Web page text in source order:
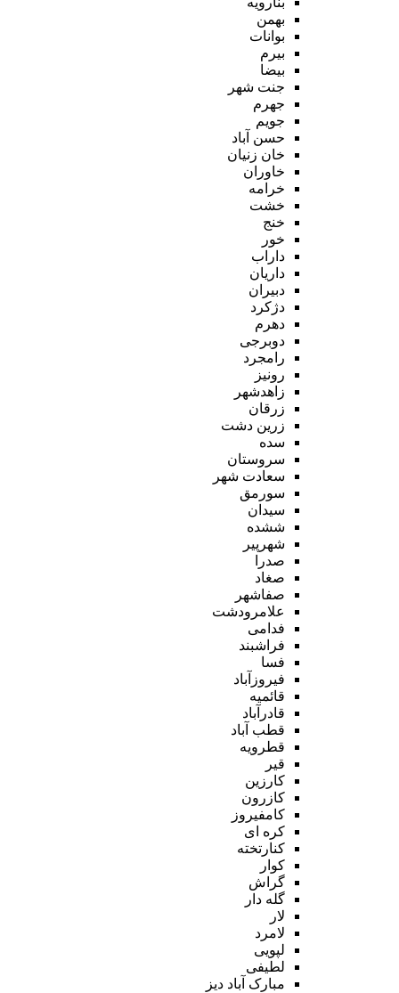
بهمن
بوانات
بیرم
بیضا
جنت شهر
جهرم
جویم
حسن آباد
خان زنیان
خاوران
خرامه
خشت
خنج
خور
داراب
داریان
دبیران
دژکرد
دهرم
دوبرجی
رامجرد
رونیز
زاهدشهر
زرقان
زرین دشت
سده
سروستان
سعادت شهر
سورمق
سیدان
ششده
شهرپیر
صدرا
صغاد
صفاشهر
علامرودشت
فدامی
فراشبند
فسا
فیروزآباد
قائمیه
قادرآباد
قطب آباد
قطرویه
قیر
کارزین
کازرون
کامفیروز
کره ای
کنارتخته
کوار
گراش
گله دار
لار
لامرد
لپویی
لطیفی
مبارک آباد دیز